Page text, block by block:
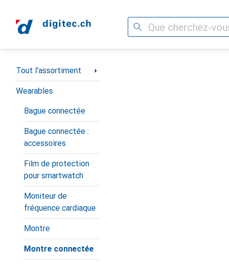
Recherche
Navigation par catégorie
Tout l'assortiment
Wearables
Bague connectée
Bague connectée :
accessoires
Film de protection
pour smartwatch
Moniteur de
fréquence cardiaque
Montre
Montre connectée